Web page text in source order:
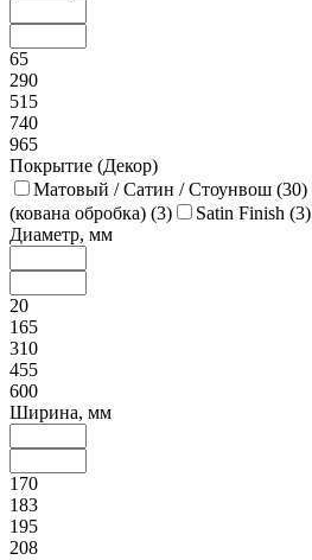
65
290
515
740
965
Покрытие (Декор)
Матовый / Сатин / Стоунвош (30)
(кована обробка) (3) Satin Finish (3)
Диаметр, мм
20
165
310
455
600
Ширина, мм
170
183
195
208